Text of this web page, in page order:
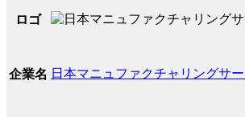
ロゴ
企業名 日本マニュファクチャリングサ